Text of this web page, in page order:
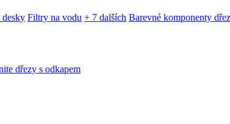
Filtry na vodu + 7 dalších Barevné komponenty
dřezy s odkapem